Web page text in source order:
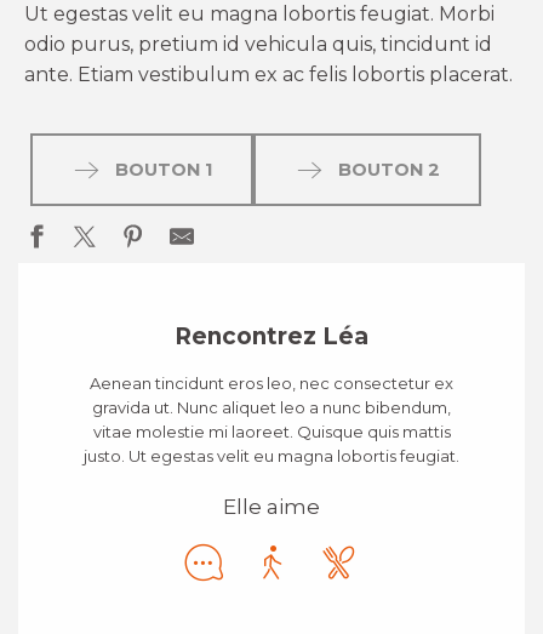
Ut egestas velit eu magna lobortis feugiat. Morbi
odio purus, pretium id vehicula quis, tincidunt id
ante. Etiam vestibulum ex ac felis lobortis placerat.
BOUTON 1 BOUTON 2
Rencontrez Léa
Aenean tincidunt eros leo, nec consectetur ex
gravida ut. Nunc aliquet leo a nunc bibendum,
vitae molestie mi laoreet. Quisque quis mattis
justo. Ut egestas velit eu magna lobortis feugiat.
Elle aime